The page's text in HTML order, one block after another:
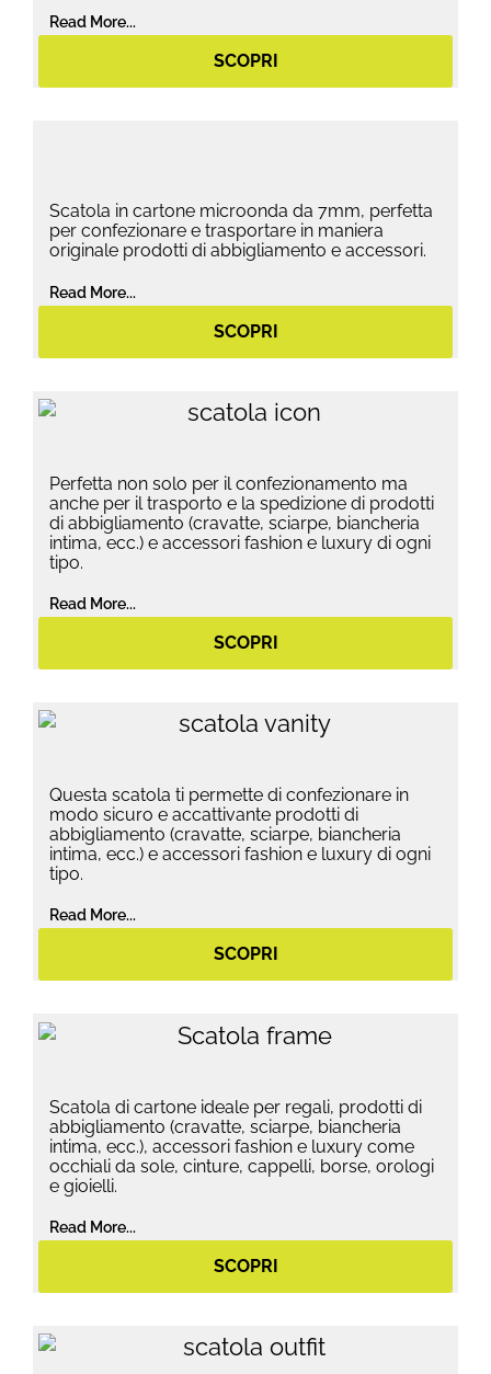
Read More...
SCOPRI
Scatola in cartone microonda da 7mm, perfetta
per confezionare e trasportare in maniera
originale prodotti di abbigliamento e accessori.
Read More...
SCOPRI
Perfetta non solo per il confezionamento ma
anche per il trasporto e la spedizione di prodotti
di abbigliamento (cravatte, sciarpe, biancheria
intima, ecc.) e accessori fashion e luxury di ogni
tipo.
Read More...
SCOPRI
Questa scatola ti permette di confezionare in
modo sicuro e accattivante prodotti di
abbigliamento (cravatte, sciarpe, biancheria
intima, ecc.) e accessori fashion e luxury di ogni
tipo.
Read More...
SCOPRI
Scatola di cartone ideale per regali, prodotti di
abbigliamento (cravatte, sciarpe, biancheria
intima, ecc.), accessori fashion e luxury come
occhiali da sole, cinture, cappelli, borse, orologi
e gioielli.
Read More...
SCOPRI